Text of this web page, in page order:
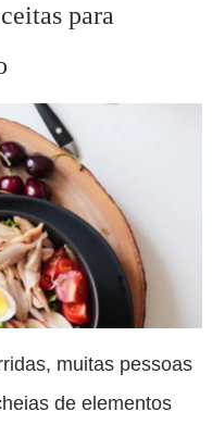
para
muitas pessoas
de elementos